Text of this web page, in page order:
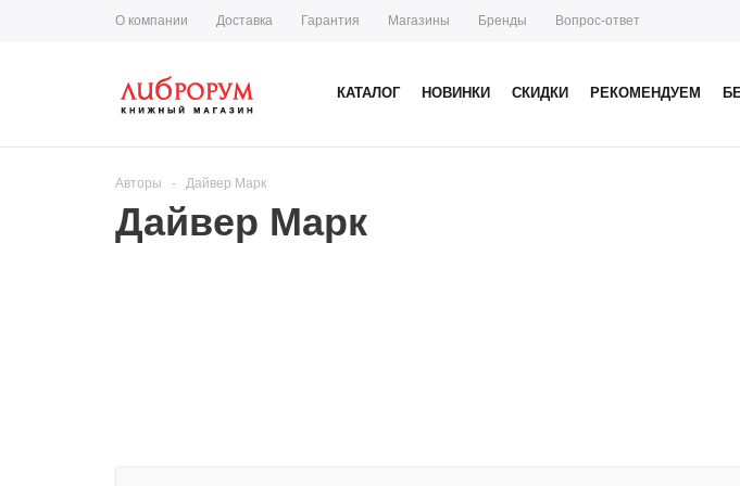
О компании Доставка Гарантия Магазины Бренды Вопрос-ответ
КАТАЛОГ НОВИНКИ СКИДКИ РЕКОМЕНДУЕМ
Авторы - Дайвер Марк
Дайвер Марк